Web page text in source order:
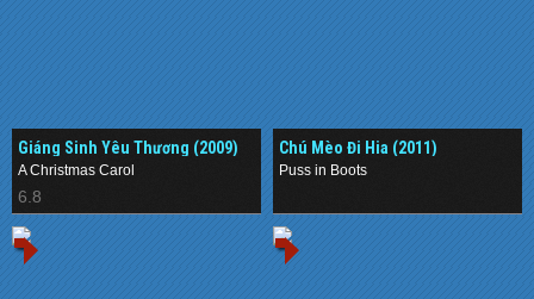
Giáng Sinh Yêu Thương (2009)
A Christmas Carol
6.8
Chú Mèo Đi Hia (2011)
Puss in Boots